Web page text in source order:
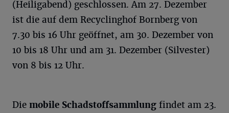
(Heiligabend) geschlossen. Am 27. Dezember
ist die auf dem Recyclinghof Bornberg von
7.30 bis 16 Uhr geöffnet, am 30. Dezember von
10 bis 18 Uhr und am 31. Dezember (Silvester)
von 8 bis 12 Uhr.
Die mobile Schadstoffsammlung findet am 23.